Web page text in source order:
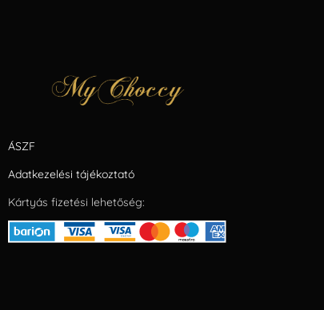
ÁSZF
Adatkezelési tájékoztató
Kártyás fizetési lehetőség: